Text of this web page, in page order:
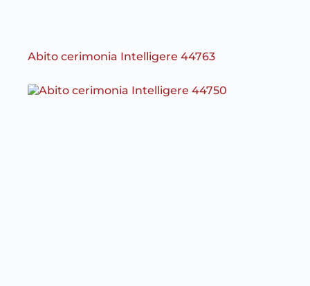
Abito cerimonia Intelligere 44763